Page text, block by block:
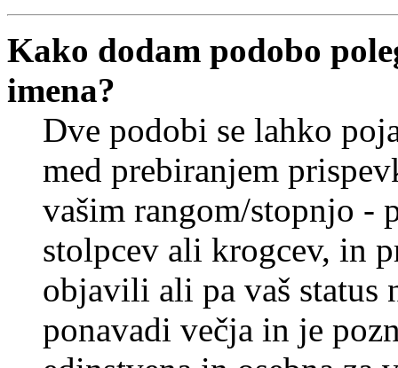
Kako dodam podobo
imena?
Dve podobi se lahko
med prebiranjem
vašim rangom/stopnjo -
stolpcev ali krogcev, in
objavili ali pa vaš status
ponavadi večja in je